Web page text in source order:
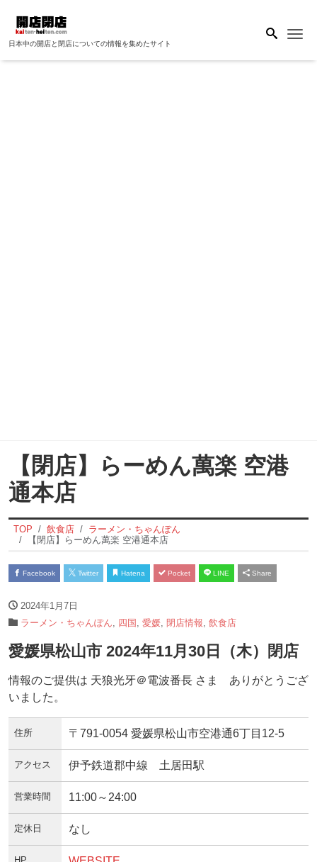
日本中の開店と閉店についての情報を集めたサイト
【閉店】らーめん萬楽 空港
通本店
TOP 飲食店
ラーメン・ちゃんぽん
【閉店】らーめん萬楽 空港通本店
Facebook Twitter Hatena Pocket LINE Share
2024年1月7日
ラーメン・ちゃんぽん
四国 愛媛 閉店情報 飲食店
愛媛県松山市 2024年11月30日（木）閉店
情報のご提供は 天狼光牙＠電波番長 さま ありがとうござ
いました。
住所 〒791-0054 愛媛県松山市空港通6丁目12-5
アクセス 伊予鉄道郡中線 土居田駅
営業時間 11:00～24:00
定休日 なし